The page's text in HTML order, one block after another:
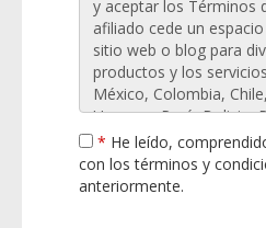
* He leído,
con los términos y
anteriormente.